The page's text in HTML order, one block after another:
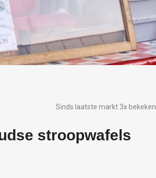
Sinds laatste markt 3x bekeken
stroopwafels